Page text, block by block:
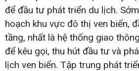
để đầu tư phát triển du lịch.
hoạch khu vực đô thị ven biển,
tầng, nhất là hệ thống giao
để kêu gọi, thu hút đầu tư và
lịch ven biển. Tập trung phát